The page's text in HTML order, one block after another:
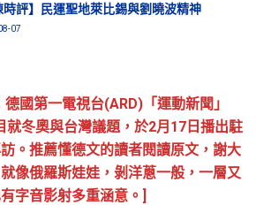
時評】民運聖地萊比錫與劉曉波精神
07
國第一電視台(ARD)「運動新聞」
就冬奧與台灣議題，於2月17日播出駐
。推薦懂德文的讀者閱讀原文，謝大
像俄羅斯娃娃，剝洋蔥一般，一層又
字音影射多重涵意。]